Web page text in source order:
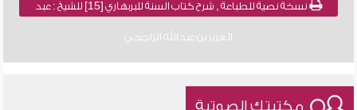
نسخة نصية للطباعة , شرح كتاب السنة للبربهاري [15] للشيخ : عبد
العزيز بن عبد الله الراجحي
مكتبتك الصوتية